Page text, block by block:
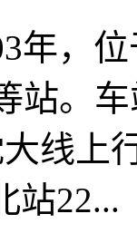
年，
站。
线上
站22...